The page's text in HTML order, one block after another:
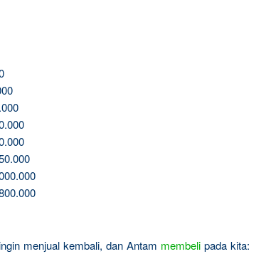
menjual kembali, dan Antam membeli pada kita: